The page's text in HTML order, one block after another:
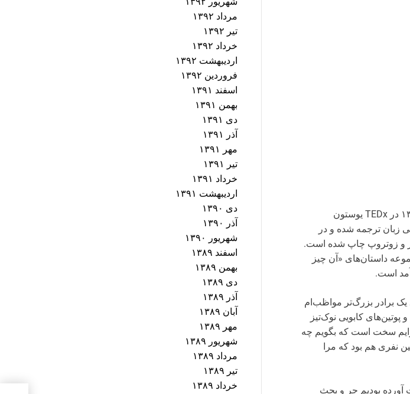
چی‌ماماندا آدیچی، نویسنده‌ی نیجریه‌ای، متن زیر را در قالب یک سخنرانی در آذرماه ۱۳۹۱ در TEDx یوستون
زبان ترجمه شده و در
و زوتروپ چاپ شده است.
داستان‌های «آن چیز
است.
یک برادر بزرگ‌تر مواظب‌ام
کابویی نوک‌تیز
هنوز برایم سخت است که بگویم چه
نفری هم بود که مرا
آورده بودیم جر و بحث
مرداد ۱۳۹۲
تیر ۱۳۹۲
خرداد ۱۳۹۲
اردیبهشت ۱۳۹۲
فروردین ۱۳۹۲
اسفند ۱۳۹۱
بهمن ۱۳۹۱
دی ۱۳۹۱
آذر ۱۳۹۱
مهر ۱۳۹۱
تیر ۱۳۹۱
خرداد ۱۳۹۱
اردیبهشت ۱۳۹۱
دی ۱۳۹۰
آذر ۱۳۹۰
شهریور ۱۳۹۰
اسفند ۱۳۸۹
بهمن ۱۳۸۹
دی ۱۳۸۹
آذر ۱۳۸۹
آبان ۱۳۸۹
مهر ۱۳۸۹
شهریور ۱۳۸۹
مرداد ۱۳۸۹
تیر ۱۳۸۹
خرداد ۱۳۸۹